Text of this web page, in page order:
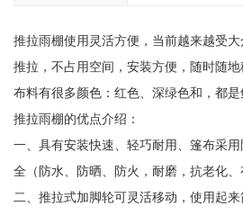
推拉雨棚使用灵活方便，当前越来越受
推拉，不占用空间，安装方便，随时随
布料有很多颜色：红色、深绿色和，都是
推拉雨棚的优点介绍：
一、具有安装快速、轻巧耐用、篷布采
全（防水、防晒、防火，耐磨，抗老化、
二、推拉式加脚轮可灵活移动，使用起